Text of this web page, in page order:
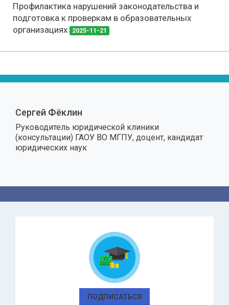
Профилактика нарушений законодательства и
подготовка к проверкам в образовательных
организациях
2025-11-21
Сергей Фёклин
Руководитель юридической клиники
(консультации) ГАОУ ВО МГПУ, доцент, кандидат
юридических наук
ПОДПИСАТЬСЯ